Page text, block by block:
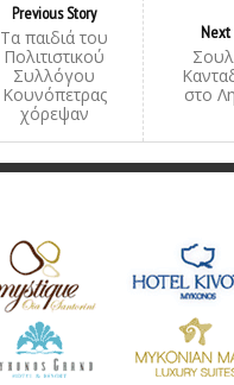
Previous Story
Τα παιδιά του
Πολιτιστικού
Συλλόγου
Κουνόπετρας
χόρεψαν
Next
στο